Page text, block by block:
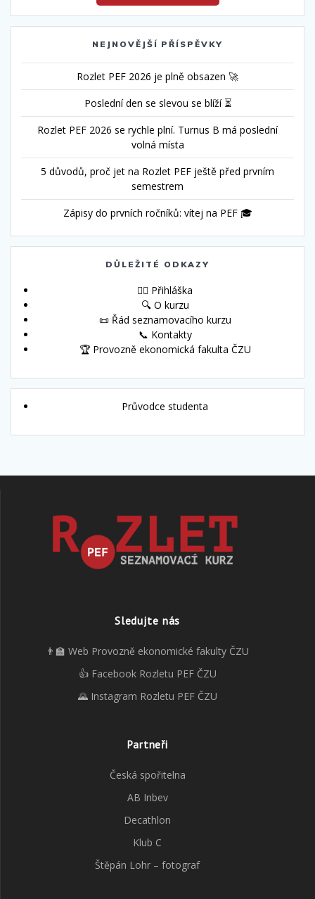
NEJNOVĚJŠÍ PŘÍSPĚVKY
Rozlet PEF 2026 je plně obsazen 🚀
Poslední den se slevou se blíží ⏳
Rozlet PEF 2026 se rychle plní. Turnus B má poslední
volná místa
5 důvodů, proč jet na Rozlet PEF ještě před prvním
semestrem
Zápisy do prvních ročníků: vítej na PEF 🎓
DŮLEŽITÉ ODKAZY
🙋‍♀️ Přihláška
🔍 O kurzu
📜 Řád seznamovacího kurzu
📞 Kontakty
🏆 Provozně ekonomická fakulta ČZU
Průvodce studenta
Sledujte nás
👨‍🏫 Web Provozně ekonomické fakulty ČZU
👍 Facebook Rozletu PEF ČZU
🌄 Instagram Rozletu PEF ČZU
Partneři
Česká spořitelna
AB Inbev
Decathlon
Klub C
Štěpán Lohr – fotograf